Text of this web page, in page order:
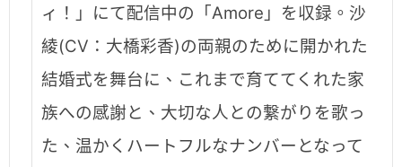
ィ！」にて配信中の「Amore」を収録。沙
綾(CV：大橋彩香)の両親のために開かれた
結婚式を舞台に、これまで育ててくれた家
族への感謝と、大切な人との繋がりを歌っ
た、温かくハートフルなナンバーとなって